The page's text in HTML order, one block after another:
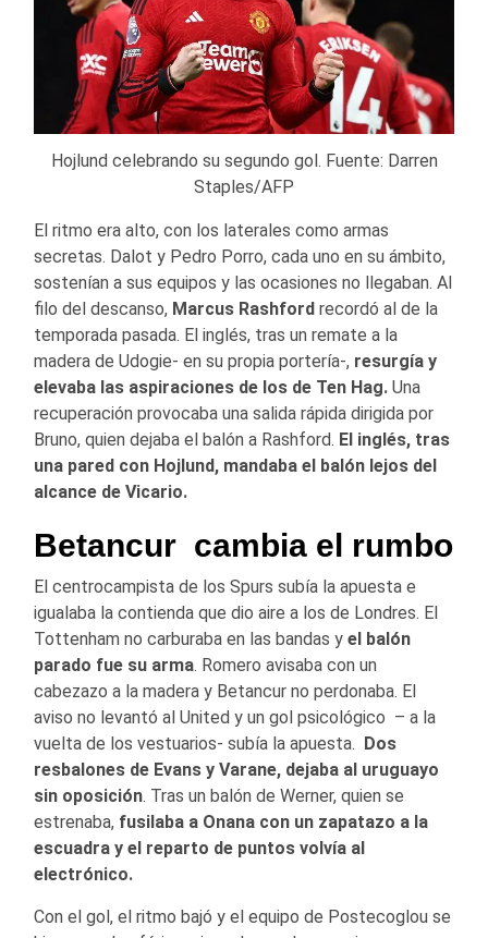
Hojlund celebrando su segundo gol. Fuente: Darren
Staples/AFP
El ritmo era alto, con los laterales como armas
secretas. Dalot y Pedro Porro, cada uno en su ámbito,
sostenían a sus equipos y las ocasiones no llegaban. Al
filo del descanso, Marcus Rashford recordó al de la
temporada pasada. El inglés, tras un remate a la
madera de Udogie- en su propia portería-, resurgía y
elevaba las aspiraciones de los de Ten Hag. Una
recuperación provocaba una salida rápida dirigida por
Bruno, quien dejaba el balón a Rashford. El inglés, tras
una pared con Hojlund, mandaba el balón lejos del
alcance de Vicario.
Betancur cambia el rumbo
El centrocampista de los Spurs subía la apuesta e
igualaba la contienda que dio aire a los de Londres. El
Tottenham no carburaba en las bandas y el balón
parado fue su arma. Romero avisaba con un
cabezazo a la madera y Betancur no perdonaba. El
aviso no levantó al United y un gol psicológico – a la
vuelta de los vestuarios- subía la apuesta.
Dos
resbalones de Evans y Varane, dejaba al uruguayo
sin oposición. Tras un balón de Werner, quien se
estrenaba, fusilaba a Onana con un zapatazo a la
escuadra y el reparto de puntos volvía al
electrónico.
Con el gol, el ritmo bajó y el equipo de Postecoglou se